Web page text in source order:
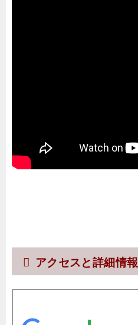
アクセスと詳細情報